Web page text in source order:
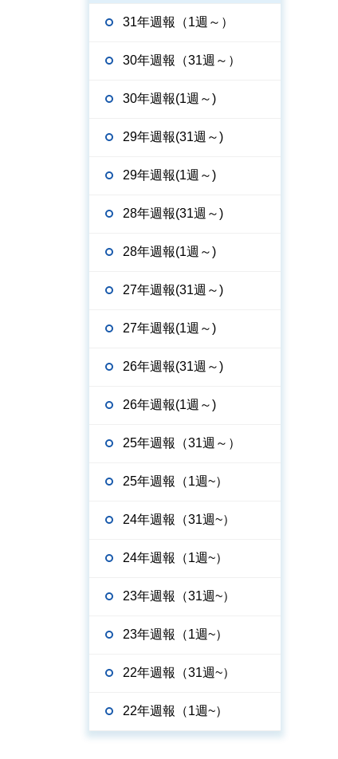
31年週報（1週～）
30年週報（31週～）
30年週報(1週～)
29年週報(31週～)
29年週報(1週～)
28年週報(31週～)
28年週報(1週～)
27年週報(31週～)
27年週報(1週～)
26年週報(31週～)
26年週報(1週～)
25年週報（31週～）
25年週報（1週~）
24年週報（31週~）
24年週報（1週~）
23年週報（31週~）
23年週報（1週~）
22年週報（31週~）
22年週報（1週~）